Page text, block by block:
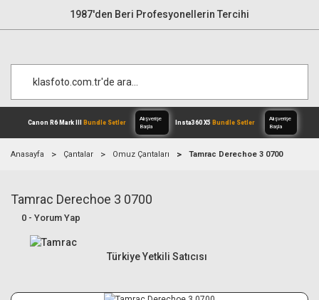
1987'den Beri Profesyonellerin Tercihi
Canon R6 Mark IIIBundle Setler
Anasayfa Çantalar Omuz Çantaları Tamrac Derechoe 3 0700
Tamrac Derechoe 3 0700
0 - Yorum Yap
Türkiye Yetkili Satıcısı